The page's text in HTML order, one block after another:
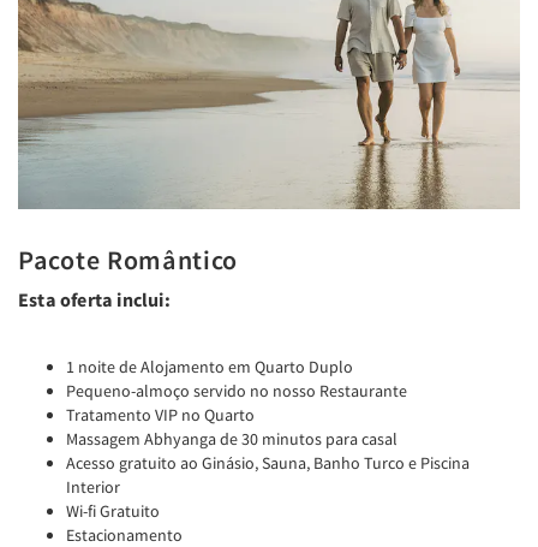
Pacote Romântico
Esta oferta inclui:
1 noite de Alojamento em Quarto Duplo
Pequeno-almoço servido no nosso Restaurante
Tratamento VIP no Quarto
Massagem Abhyanga de 30 minutos para casal
Acesso gratuito ao Ginásio, Sauna, Banho Turco e Piscina
Interior
Wi-fi Gratuito
Estacionamento